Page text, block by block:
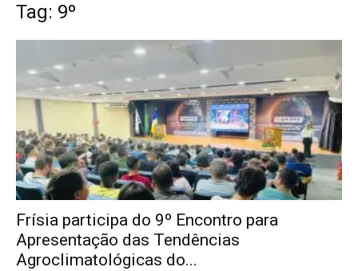
Tag: 9º
Frísia participa do 9º Encontro para
Apresentação das Tendências
Agroclimatológicas do...